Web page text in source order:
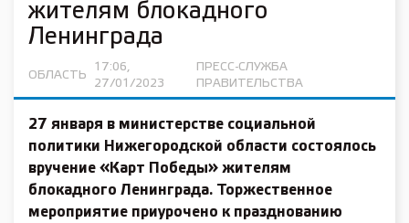
жителям блокадного
Ленинграда
ОБЛАСТЬ
17:06,
27/01/2023
ПРЕСС-СЛУЖБА
ПРАВИТЕЛЬСТВА
27 января в министерстве социальной
политики Нижегородской области состоялось
вручение «Карт Победы» жителям
блокадного Ленинграда. Торжественное
мероприятие приурочено к празднованию